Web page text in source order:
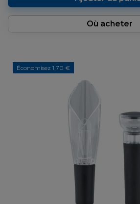
Où acheter
Économisez 1,70 €